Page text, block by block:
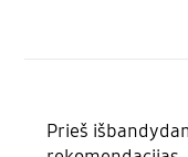
Prieš